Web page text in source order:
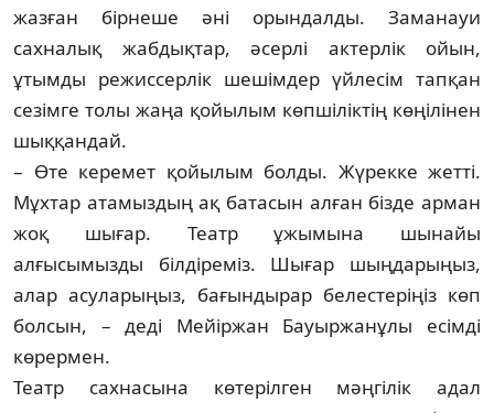
жазған бірнеше әні орын­дал­ды. Заманауи
сахналық жабдықтар, әсерлі ак­терлік ойын,
ұтымды режиссерлік ше­шім­дер үйлесім тапқан
сезімге толы жаңа қойылым көпшіліктің көңілінен
шық­қан­дай.
– Өте керемет қойылым болды. Жүрек­ке жетті.
Мұхтар атамыздың ақ батасын ал­­ған бізде арман
жоқ шығар. Театр ұжы­мы­на шынайы
алғысымызды білдіреміз. Шығар шыңдарыңыз,
алар асуларыңыз, ба­ғын­дырар белестеріңіз көп
болсын, – деді Мейіржан Бауыржанұлы есімді
көрер­мен.
Театр сахнасына көтерілген мәңгілік адал